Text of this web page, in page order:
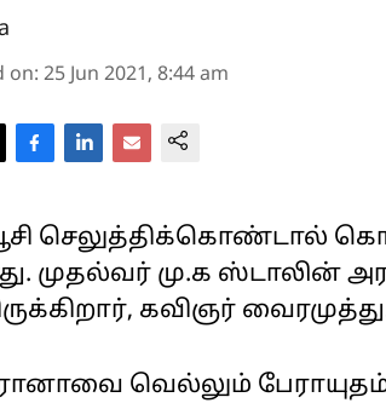
on: 25 Jun 2021, 8:44 am
செலுத்திக்கொண்டால்
முதல்வர் மு.க ஸ்டாலின்
கவிஞர்
வெல்லும் பேராயுதம்